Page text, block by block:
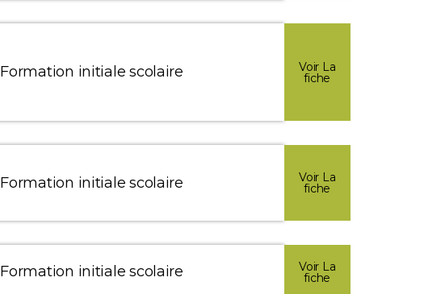
Formation initiale scolaire Voir La
fiche
Formation initiale scolaire Voir La
fiche
Formation initiale scolaire Voir La
fiche